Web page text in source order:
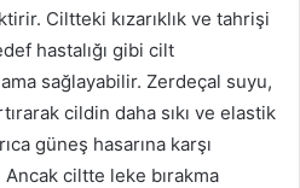
Ciltteki kızarıklık ve tahrişi
hastalığı gibi cilt
sağlayabilir. Zerdeçal suyu,
cildin daha sıkı ve elastik
güneş hasarına karşı
ciltte leke bırakma